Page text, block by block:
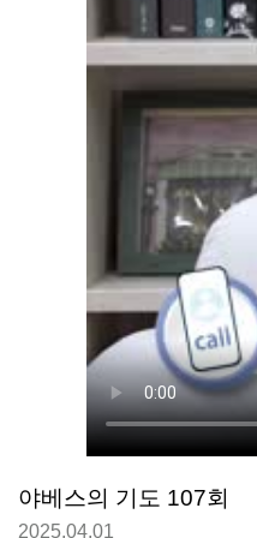
야베스의 기도 107회
2025.04.01